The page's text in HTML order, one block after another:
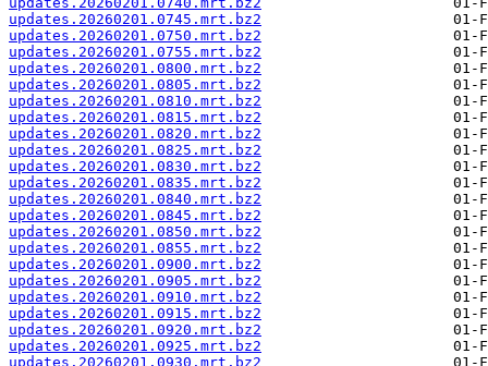
updates.20260201.0745.mrt.bz2
updates.20260201.0750.mrt.bz2
updates.20260201.0755.mrt.bz2
updates.20260201.0800.mrt.bz2
updates.20260201.0805.mrt.bz2
updates.20260201.0810.mrt.bz2
updates.20260201.0815.mrt.bz2
updates.20260201.0820.mrt.bz2
updates.20260201.0825.mrt.bz2
updates.20260201.0830.mrt.bz2
updates.20260201.0835.mrt.bz2
updates.20260201.0840.mrt.bz2
updates.20260201.0845.mrt.bz2
updates.20260201.0850.mrt.bz2
updates.20260201.0855.mrt.bz2
updates.20260201.0900.mrt.bz2
updates.20260201.0905.mrt.bz2
updates.20260201.0910.mrt.bz2
updates.20260201.0915.mrt.bz2
updates.20260201.0920.mrt.bz2
updates.20260201.0925.mrt.bz2
updates.20260201.0930.mrt.bz2